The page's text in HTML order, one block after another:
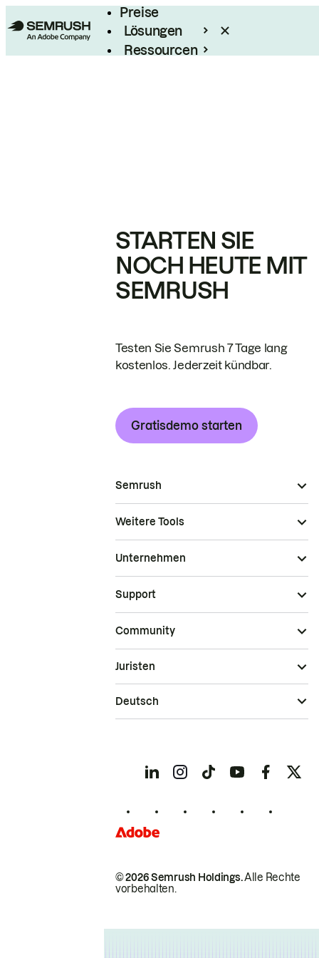
Preise
Lösungen
Ressourcen
STARTEN SIE
NOCH HEUTE MIT
SEMRUSH
Testen Sie Semrush 7 Tage lang
kostenlos. Jederzeit kündbar.
Gratisdemo starten
Semrush
Weitere Tools
Unternehmen
Support
Community
© 2026 Semrush Holdings.Alle Rechte
vorbehalten.
Juristen
Deutsch